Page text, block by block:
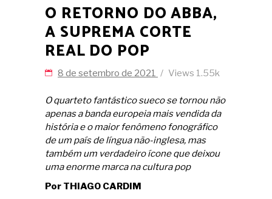
O RETORNO DO ABBA,
A SUPREMA CORTE
REAL DO POP
8 de setembro de 2021 Views 1.55k
O quarteto fantástico sueco se tornou não
apenas a banda europeia mais vendida da
história e o maior fenômeno fonográfico
de um país de língua não-inglesa, mas
também um verdadeiro ícone que deixou
uma enorme marca na cultura pop
Por THIAGO CARDIM